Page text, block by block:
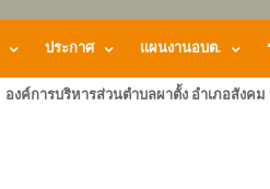
ประกาศ แผนงานอบต.
องค์การบริหารส่วนตำบลผาตั้ง อำเภอสังค